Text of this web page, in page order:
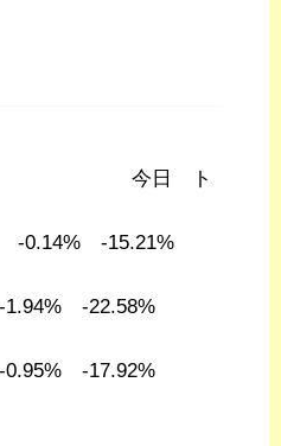
ト
-15.21%
-22.58%
-17.92%